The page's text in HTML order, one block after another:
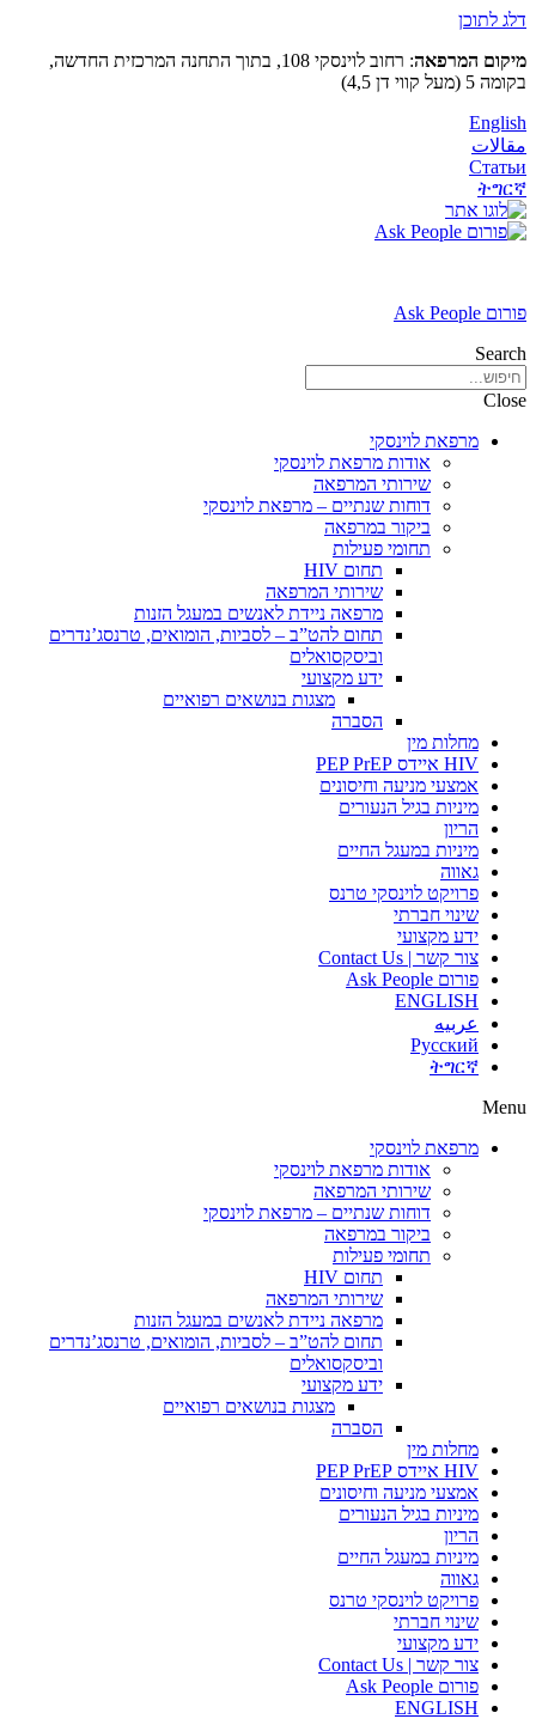
דלג לתוכן
מיקום המרפאה
: רחוב לוינסקי 108, בתוך התחנה המרכזית החדשה,
בקומה 5 (מעל קווי דן 4,5)
English
مقالات
Статьи
ትግርኛ
פורום Ask People
Search
Close
מרפאת לוינסקי
אודות מרפאת לוינסקי
שירותי המרפאה
דוחות שנתיים – מרפאת לוינסקי
ביקור במרפאה
תחומי פעילות
תחום HIV
שירותי המרפאה
מרפאה ניידת לאנשים במעגל הזנות
תחום להט”ב – לסביות, הומואים, טרנסג’נדרים
וביסקסואלים
ידע מקצועי
מצגות בנושאים רפואיים
הסברה
מחלות מין
HIV איידס PEP PrEP
אמצעי מניעה וחיסונים
מיניות בגיל הנעורים
הריון
מיניות במעגל החיים
גאווה
פרויקט לוינסקי טרנס
שינוי חברתי
ידע מקצועי
צור קשר | Contact Us
פורום Ask People
ENGLISH
عربيه
Русский
ትግርኛ
Menu
מרפאת לוינסקי
אודות מרפאת לוינסקי
שירותי המרפאה
דוחות שנתיים – מרפאת לוינסקי
ביקור במרפאה
תחומי פעילות
תחום HIV
שירותי המרפאה
מרפאה ניידת לאנשים במעגל הזנות
תחום להט”ב – לסביות, הומואים, טרנסג’נדרים
וביסקסואלים
ידע מקצועי
מצגות בנושאים רפואיים
הסברה
מחלות מין
HIV איידס PEP PrEP
אמצעי מניעה וחיסונים
מיניות בגיל הנעורים
הריון
מיניות במעגל החיים
גאווה
פרויקט לוינסקי טרנס
שינוי חברתי
ידע מקצועי
צור קשר | Contact Us
פורום Ask People
ENGLISH